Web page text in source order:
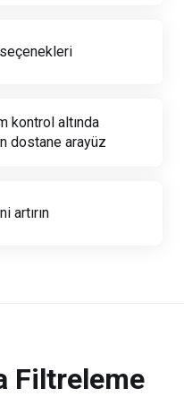
kontrol altında
dostane arayüz
artırın
Filtreleme